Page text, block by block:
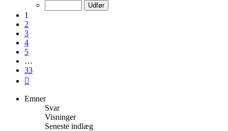
1
2
3
4
5
…
33
Emner
Svar
Visninger
Seneste indlæg